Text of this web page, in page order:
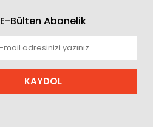
E-Bülten Abonelik
KAYDOL